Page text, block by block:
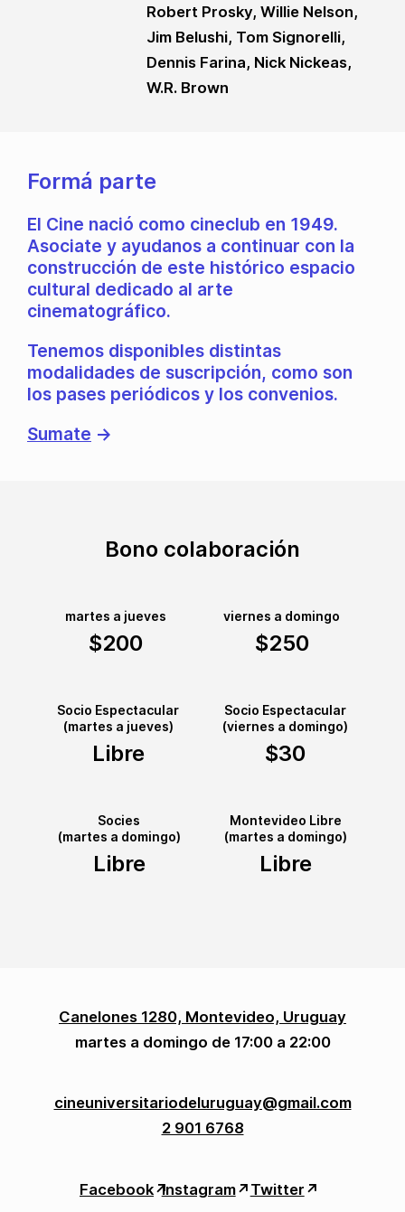
Robert Prosky, Willie Nelson,
Jim Belushi, Tom Signorelli,
Dennis Farina, Nick Nickeas,
W.R. Brown
Formá parte
El Cine nació como cineclub en 1949.
Asociate y ayudanos a continuar con la
construcción de este histórico espacio
cultural dedicado al arte
cinematográfico.
Tenemos disponibles distintas
modalidades de suscripción, como son
los pases periódicos y los convenios.
Sumate →
Bono colaboración
martes a jueves
$200
viernes a domingo
$250
Socio Espectacular
(martes a jueves)
Libre
Socio Espectacular
(viernes a domingo)
$30
Socies
(martes a domingo)
Libre
Montevideo Libre
(martes a domingo)
Libre
Canelones 1280, Montevideo, Uruguay
martes a domingo de 17:00 a 22:00
cineuniversitariodeluruguay@gmail.com
2 901 6768
Facebook↗︎Instagram↗︎ Twitter ↗︎